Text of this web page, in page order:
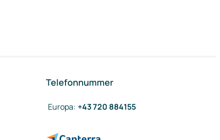
Telefonnummer
Europa: +43 720 884155